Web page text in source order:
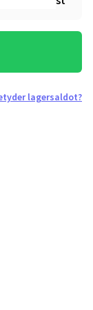
lagersaldot?